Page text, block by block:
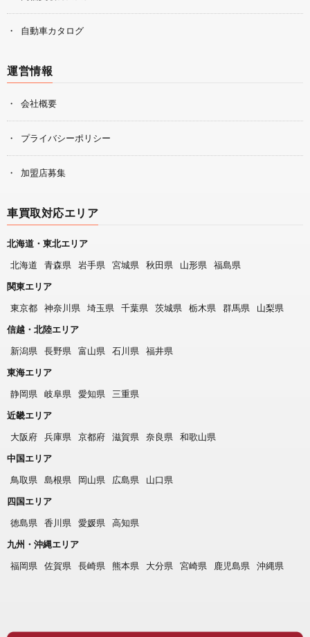
自動車カタログ
運営情報
会社概要
プライバシーポリシー
加盟店募集
車買取対応エリア
北海道・東北エリア
北海道
青森県 岩手県 宮城県 秋田県 山形県
福島県
関東エリア
東京都
神奈川県 埼玉県 千葉県 茨城県 栃木県 群馬県
山梨県
信越・北陸エリア
新潟県
長野県 富山県 石川県
福井県
東海エリア
静岡県
岐阜県 愛知県
三重県
近畿エリア
大阪府
兵庫県 京都府 滋賀県 奈良県
和歌山県
中国エリア
鳥取県
島根県 岡山県 広島県
山口県
四国エリア
徳島県
香川県 愛媛県
高知県
九州・沖縄エリア
福岡県
佐賀県 長崎県 熊本県 大分県 宮崎県 鹿児島県 沖縄県